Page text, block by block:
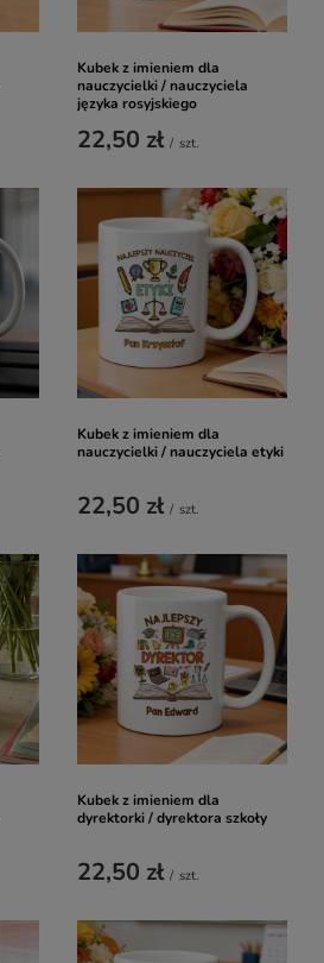
Kubek z imieniem dla
nauczycielki / nauczyciela
języka rosyjskiego
22,50 zł / szt.
Kubek z imieniem dla
nauczycielki / nauczyciela etyki
22,50 zł / szt.
Kubek z imieniem dla
dyrektorki / dyrektora szkoły
22,50 zł / szt.